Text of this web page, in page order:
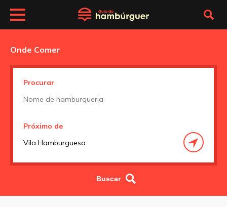
Onde Comer
Procurar
Próximo de